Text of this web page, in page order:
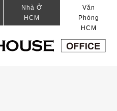
Nhà Ở
HCM
Văn
Phòng
HCM